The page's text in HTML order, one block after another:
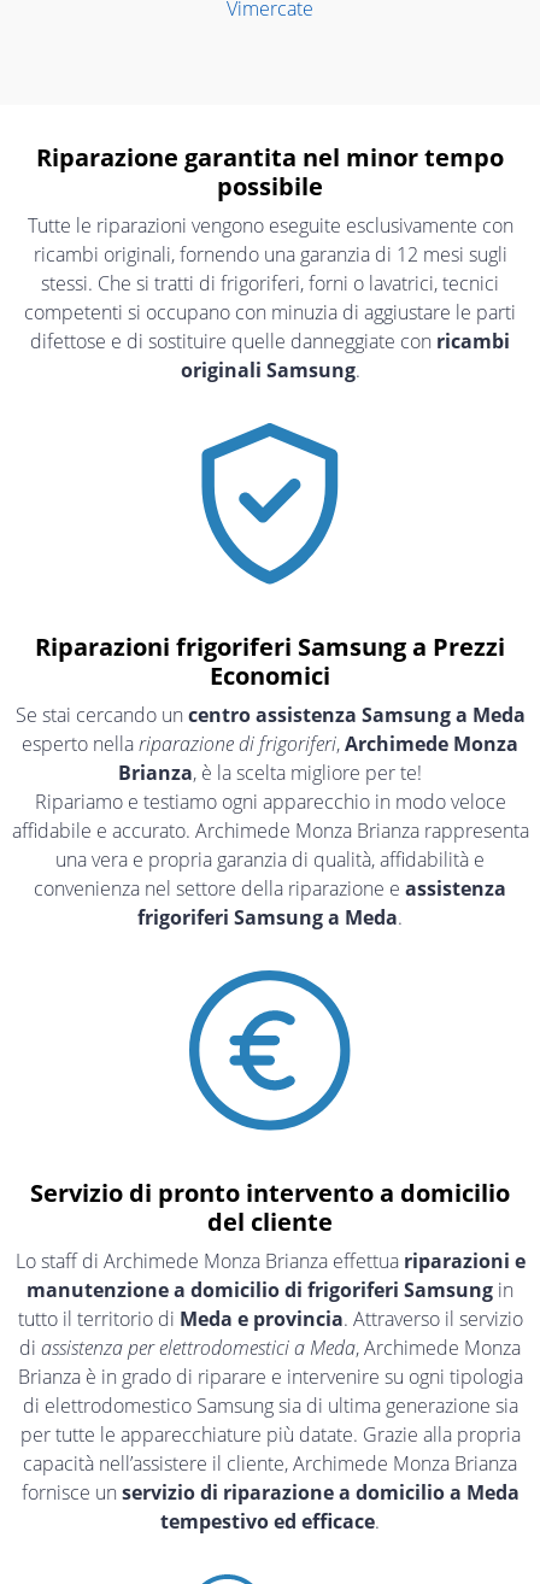
Vimercate
Riparazione garantita nel minor tempo
possibile
Tutte le riparazioni vengono eseguite esclusivamente con
ricambi originali, fornendo una garanzia di 12 mesi sugli
stessi. Che si tratti di frigoriferi, forni o lavatrici, tecnici
competenti si occupano con minuzia di aggiustare le parti
difettose e di sostituire quelle danneggiate con ricambi
originali Samsung.
Riparazioni frigoriferi Samsung a Prezzi
Economici
Se stai cercando un centro assistenza Samsung a Meda
esperto nellariparazione di frigoriferi,Archimede Monza
Brianza, è la scelta migliore per te!
Ripariamo e testiamo ogni apparecchio in modo veloce
affidabile e accurato. Archimede Monza Brianza rappresenta
una vera e propria garanzia di qualità, affidabilità e
convenienza nel settore della riparazione e assistenza
frigoriferi Samsung a Meda.
Servizio di pronto intervento a domicilio
del cliente
Lo staff di Archimede Monza Brianza effettua riparazioni e
manutenzione a domicilio di frigoriferi Samsung in
tutto il territorio di Meda e provincia. Attraverso il servizio
di assistenza per elettrodomestici a Meda, Archimede Monza
Brianza è in grado di riparare e intervenire su ogni tipologia
di elettrodomestico Samsung sia di ultima generazione sia
per tutte le apparecchiature più datate. Grazie alla propria
capacità nell’assistere il cliente, Archimede Monza Brianza
fornisce un servizio di riparazione a domicilio a Meda
tempestivo ed efficace.